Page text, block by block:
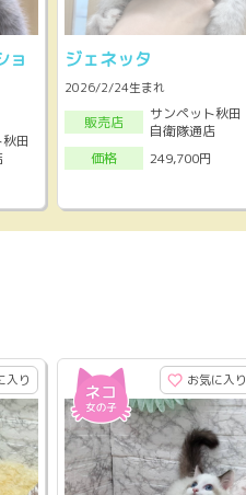
ョ
田
ジェネッタ
2026/2/24生まれ
販売店
サンペット秋田
自衛隊通店
価格
249,700円
入り お気に入り